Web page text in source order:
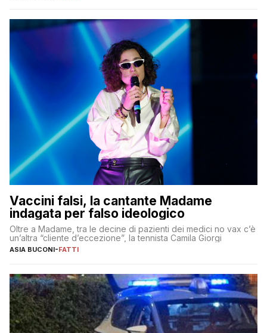
Vaccini falsi, la cantante Madame
indagata per falso ideologico
Oltre a Madame, tra le decine di pazienti dei medici no vax c’è
un’altra “cliente d’eccezione”, la tennista Camila Giorgi
ASIA BUCONI-FATTI